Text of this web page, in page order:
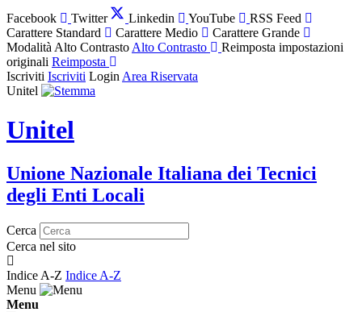
Facebook Twitter Linkedin YouTube
RSS Feed
Carattere Standard
Carattere Medio
Carattere Grande
Modalità Alto Contrasto Alto Contrasto
Reimposta impostazioni
originali Reimposta
Iscriviti Iscriviti Login Area Riservata
Unitel
Unitel
Unione Nazionale Italiana dei Tecnici
degli Enti Locali
Cerca
Cerca nel sito
Indice A-Z Indice A-Z
Menu
Menu